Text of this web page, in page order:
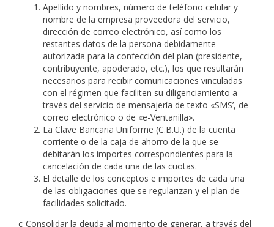
Apellido y nombres, número de teléfono celular y
nombre de la empresa proveedora del servicio,
dirección de correo electrónico, así como los
restantes datos de la persona debidamente
autorizada para la confección del plan (presidente,
contribuyente, apoderado, etc.), los que resultarán
necesarios para recibir comunicaciones vinculadas
con el régimen que faciliten su diligenciamiento a
través del servicio de mensajería de texto «SMS’, de
correo electrónico o de «e-Ventanilla».
La Clave Bancaria Uniforme (C.B.U.) de la cuenta
corriente o de la caja de ahorro de la que se
debitarán los importes correspondientes para la
cancelación de cada una de las cuotas.
El detalle de los conceptos e importes de cada una
de las obligaciones que se regularizan y el plan de
facilidades solicitado.
c-Consolidar la deuda al momento de generar, a través del